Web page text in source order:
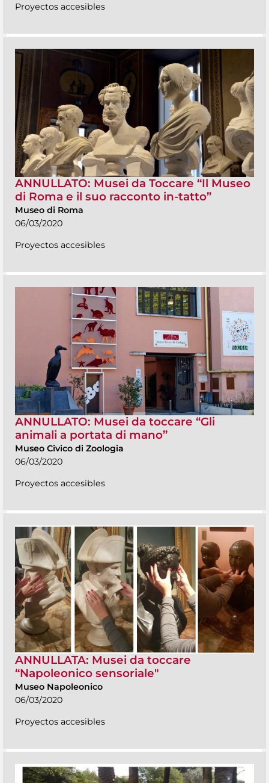
Proyectos accesibles
ANNULLATO: Musei da Toccare “Il Museo
di Roma e il suo racconto in-tatto”
Museo di Roma
06/03/2020
Proyectos accesibles
ANNULLATO: Musei da toccare “Gli
animali a portata di mano”
Museo Civico di Zoologia
06/03/2020
Proyectos accesibles
ANNULLATA: Musei da toccare
“Napoleonico sensoriale"
Museo Napoleonico
06/03/2020
Proyectos accesibles